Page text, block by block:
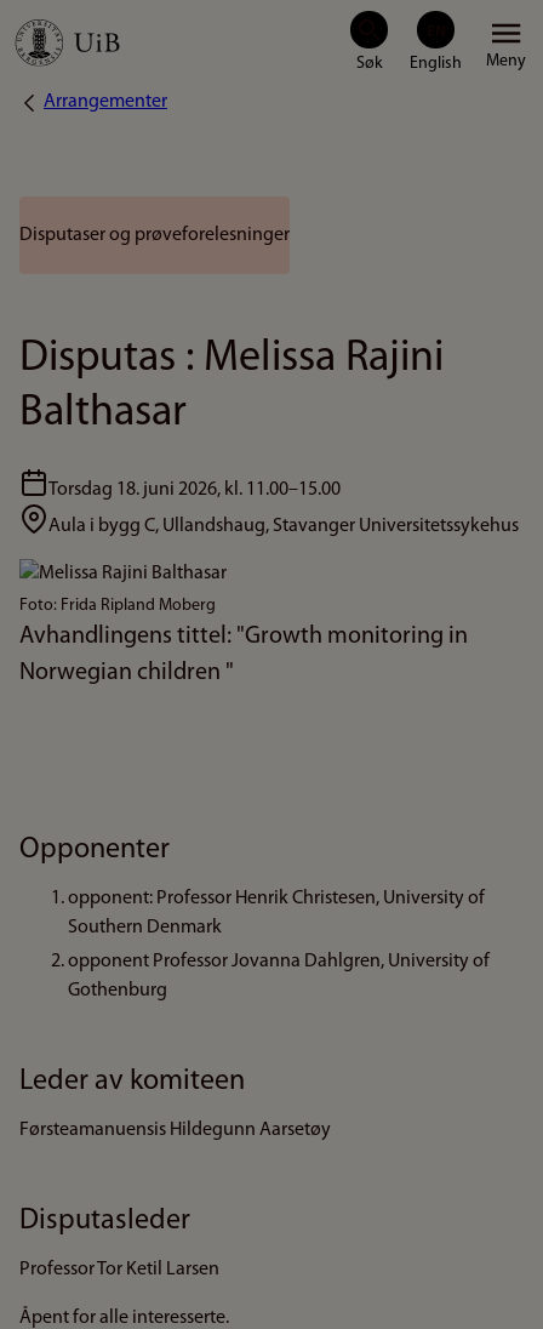
Hopp
hovedinnhold
Meny
Navigasjonssti
Arrangementer
Disputaser og prøveforelesninger
Disputas : Melissa Rajini
Balthasar
torsdag 18. juni 2026, kl. 11.00–15.00
Aula i bygg C, Ullandshaug, Stavanger Universitetssykehus
Bilde
Foto: Frida Ripland Moberg
Avhandlingens tittel: "Growth monitoring in
Norwegian children "
Opponenter
opponent: Professor Henrik Christesen, University of
Southern Denmark
opponent Professor Jovanna Dahlgren, University of
Gothenburg
Leder av komiteen
Førsteamanuensis Hildegunn Aarsetøy
Disputasleder
Professor Tor Ketil Larsen
Åpent for alle interesserte.